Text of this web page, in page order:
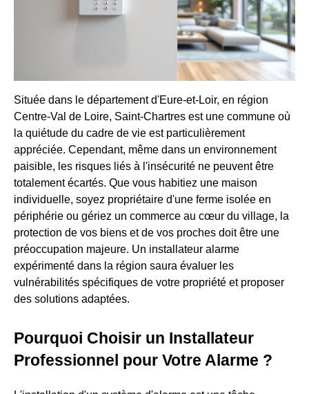
Située dans le département d'Eure-et-Loir, en région
Centre-Val de Loire, Saint-Chartres est une commune où
la quiétude du cadre de vie est particulièrement
appréciée. Cependant, même dans un environnement
paisible, les risques liés à l'insécurité ne peuvent être
totalement écartés. Que vous habitiez une maison
individuelle, soyez propriétaire d'une ferme isolée en
périphérie ou gériez un commerce au cœur du village, la
protection de vos biens et de vos proches doit être une
préoccupation majeure. Un installateur alarme
expérimenté dans la région saura évaluer les
vulnérabilités spécifiques de votre propriété et proposer
des solutions adaptées.
Pourquoi Choisir un Installateur
Professionnel pour Votre Alarme ?